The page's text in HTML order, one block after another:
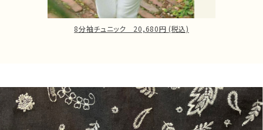
8分袖チュニック 20,680円 (税込)